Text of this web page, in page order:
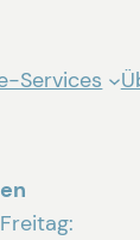
Services